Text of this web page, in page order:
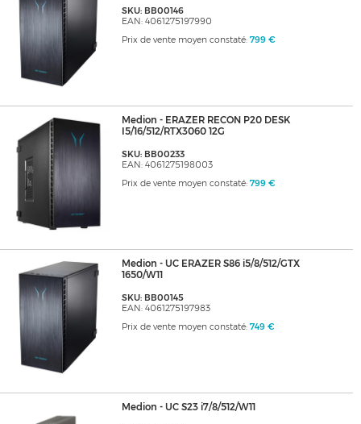
SKU: BB00146
EAN: 4061275197990
Prix de vente moyen constaté: 799 €
Medion - ERAZER RECON P20 DESK
I5/16/512/RTX3060 12G
SKU: BB00233
EAN: 4061275198003
Prix de vente moyen constaté: 799 €
Medion - UC ERAZER S86 i5/8/512/GTX
1650/W11
SKU: BB00145
EAN: 4061275197983
Prix de vente moyen constaté: 749 €
Medion - UC S23 i7/8/512/W11